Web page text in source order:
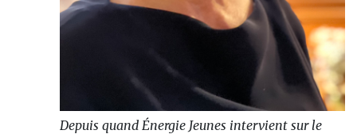
Depuis quand Énergie Jeunes intervient sur le